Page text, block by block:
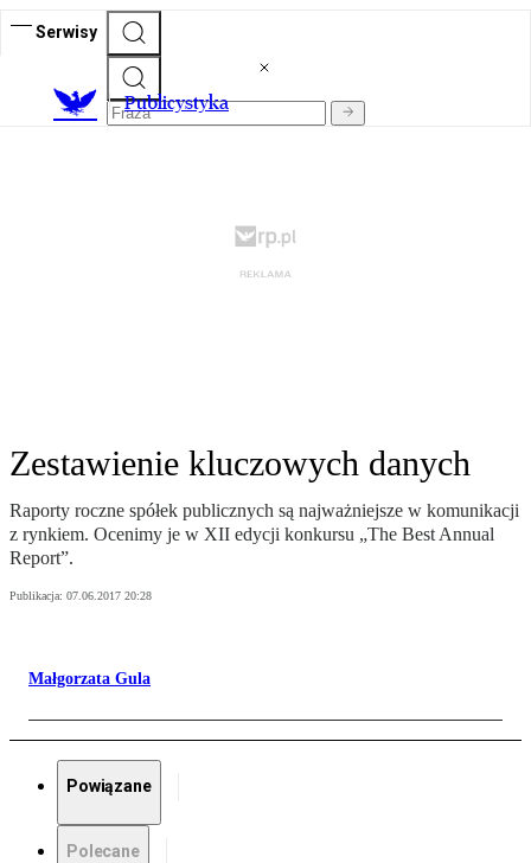
Serwisy
Publicystyka
Zestawienie kluczowych danych
Raporty roczne spółek publicznych są najważniejsze w komunikacji
z rynkiem. Ocenimy je w XII edycji konkursu „The Best Annual
Report”.
Publikacja: 07.06.2017 20:28
Małgorzata Gula
Powiązane
Polecane